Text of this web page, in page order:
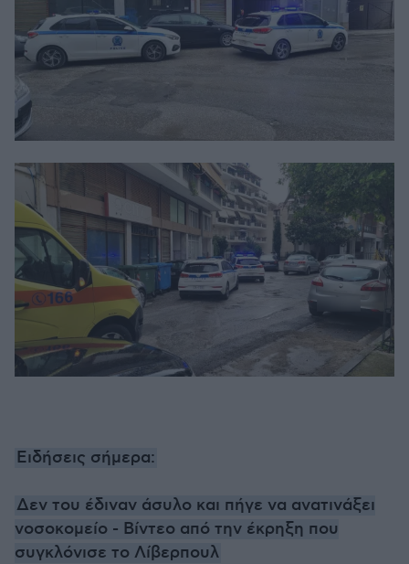
Ειδήσεις σήμερα:
Δεν του έδιναν άσυλο και πήγε να ανατινάξει
νοσοκομείο - Βίντεο από την έκρηξη που
συγκλόνισε το Λίβερπουλ